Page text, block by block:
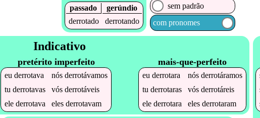
passado
gerúndio
derrotado
derrotando
sem padrão
com pronomes
Indicativo
pretérito imperfeito
eu derrotava nós derrotávamos
tu derrotavas vós derrotáveis
ele derrotava eles derrotavam
mais-que-perfeito
euderrotara nósderrotáramos
tuderrotaras vósderrotáreis
elederrotara elesderrotaram